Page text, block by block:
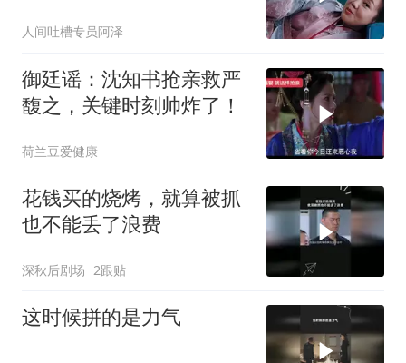
人间吐槽专员阿泽
御廷谣：沈知书抢亲救严
馥之，关键时刻帅炸了！
荷兰豆爱健康
花钱买的烧烤，就算被抓
也不能丢了浪费
深秋后剧场 2跟贴
这时候拼的是力气